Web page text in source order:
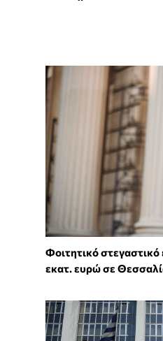
Φοιτητικό
εκατ. ευρώ σε